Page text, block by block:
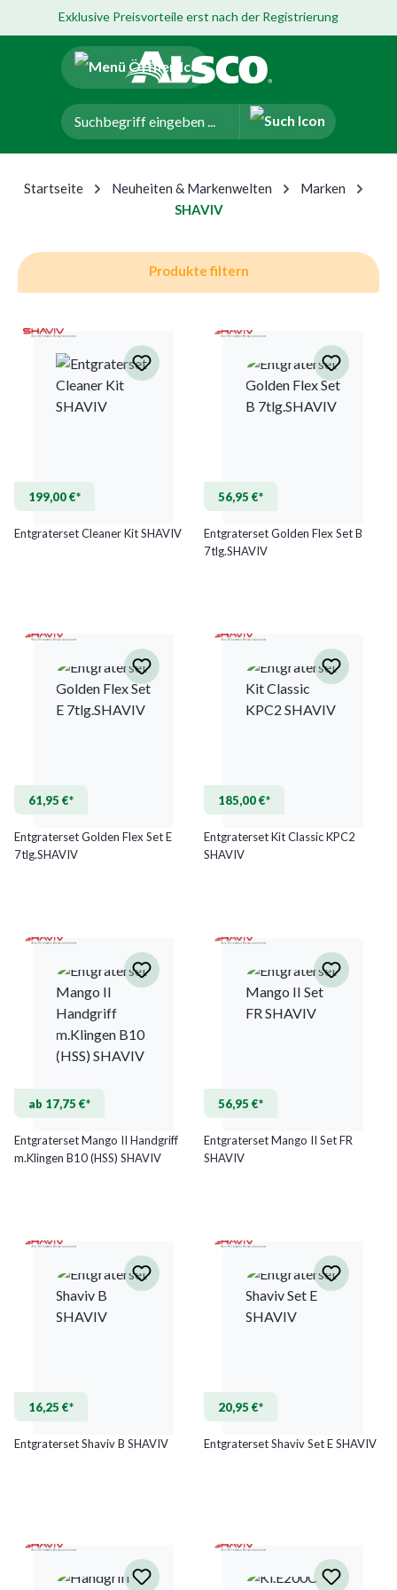
Hauptinhalt springen
Zur Navigation der B2B-Plattform springen
Exklusive Preisvorteile erst nach der Registrierung
Startseite Neuheiten & Markenwelten
Marken
SHAVIV
Produkte filtern
199,00 €*
Entgraterset Cleaner Kit SHAVIV
56,95 €*
Entgraterset Golden Flex Set B
7tlg.SHAVIV
61,95 €*
Entgraterset Golden Flex Set E
7tlg.SHAVIV
185,00 €*
Entgraterset Kit Classic KPC2
SHAVIV
ab 17,75 €*
Entgraterset Mango II Handgriff
m.Klingen B10 (HSS) SHAVIV
56,95 €*
Entgraterset Mango II Set FR
SHAVIV
16,25 €*
Entgraterset Shaviv B SHAVIV
20,95 €*
Entgraterset Shaviv Set E SHAVIV